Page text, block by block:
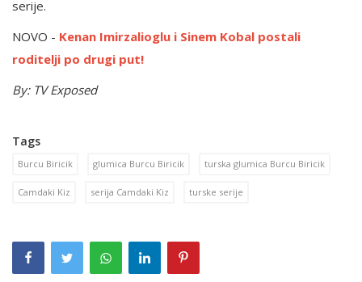
serije.
NOVO - Kenan Imirzalioglu i Sinem Kobal postali
roditelji po drugi put!
By: TV Exposed
Tags
Burcu Biricik glumica Burcu Biricik turska glumica Burcu Biricik
Camdaki Kiz serija Camdaki Kiz turske serije